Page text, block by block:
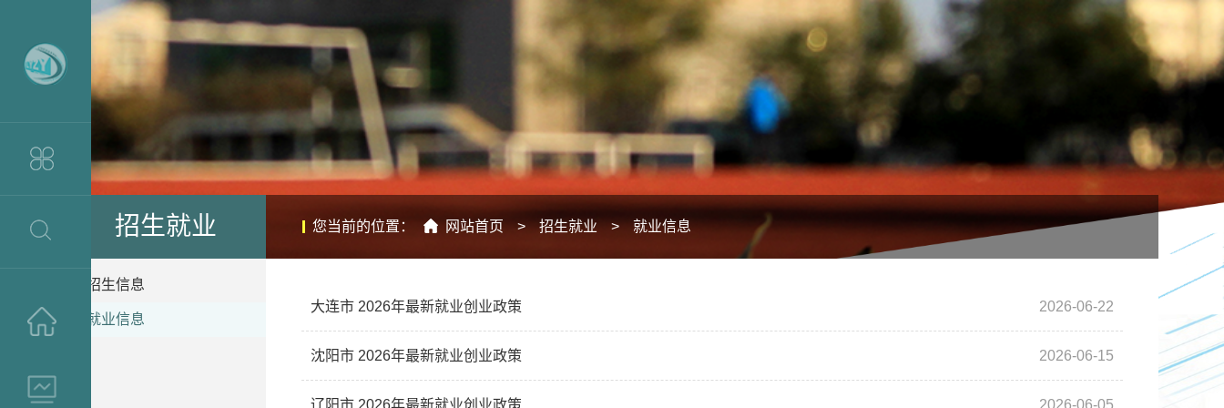
>
招生就业 您当前的位置： 网站首页 > 招生就业 > 就业信息
招生信息
就业信息
大连市 2026年最新就业创业政策 2026-06-22
沈阳市 2026年最新就业创业政策 2026-06-15
辽阳市 2026年最新就业创业政策 2026-06-05